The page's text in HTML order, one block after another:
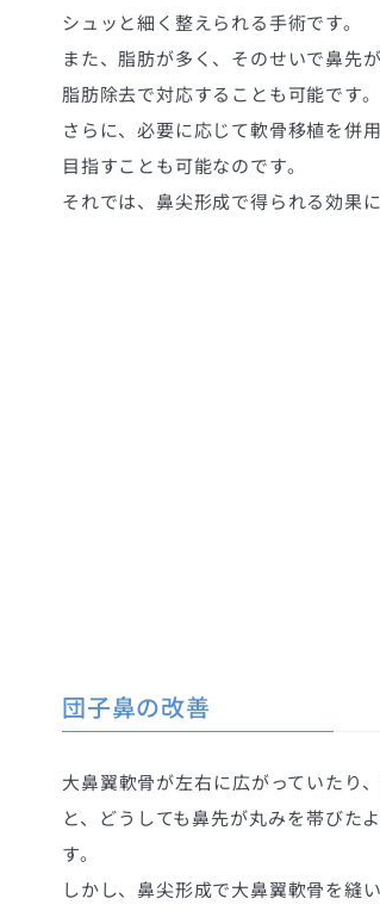
シュッと細く整えられる手術です。
また、脂肪が多く、そのせいで鼻先
脂肪除去で対応することも可能です。
さらに、必要に応じて軟骨移植を併
目指すことも可能なのです。
それでは、鼻尖形成で得られる効果
団子鼻の改善
大鼻翼軟骨が左右に広がっていたり
と、どうしても鼻先が丸みを帯びた
す。
しかし、鼻尖形成で大鼻翼軟骨を縫